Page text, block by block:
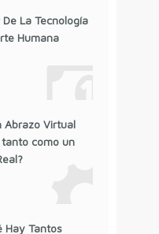
La Tecnología
Humana
Abrazo Virtual
tanto como un
Hay Tantos